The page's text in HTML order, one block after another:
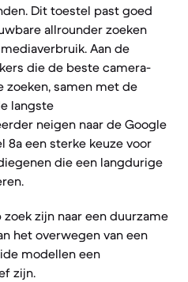
Dit toestel past goed
allrounder zoeken
Aan de
die de beste camera-
zoeken, samen met de
langste
neigen naar de Google
8a een sterke keuze voor
die een langdurige
zijn naar een duurzame
het overwegen van een
modellen een
zijn.